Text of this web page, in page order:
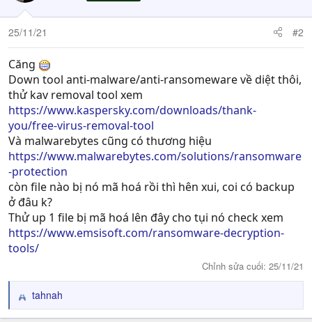
25/11/21 #2
Căng
Down tool anti-malware/anti-ransomeware về diệt thôi,
thử kav removal tool xem
https://www.kaspersky.com/downloads/thank-
you/free-virus-removal-tool
Và malwarebytes cũng có thương hiệu
https://www.malwarebytes.com/solutions/ransomware
-protection
còn file nào bị nó mã hoá rồi thì hên xui, coi có backup
ở đâu k?
Thử up 1 file bị mã hoá lên đây cho tụi nó check xem
https://www.emsisoft.com/ransomware-decryption-
tools/
Chỉnh sửa cuối: 25/11/21
R
e
tahnah